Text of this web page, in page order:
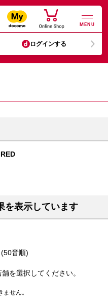
MENU
ログインする
を表示しています
音順)
を選択してください。
せん。